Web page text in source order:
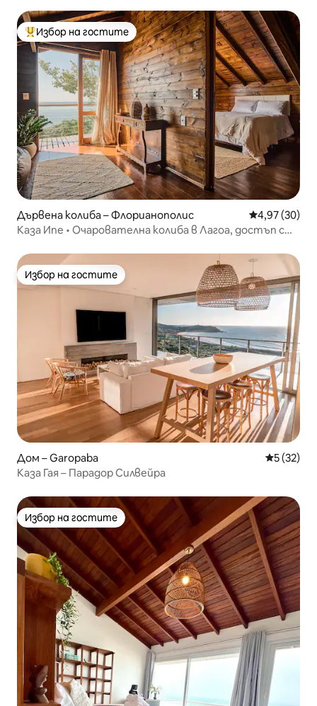
Най-популярен избор на гостите
Избор на гостите
Дървена колиба – Флорианополис Средна
4,97 (30)
Каза Ипе • Очарователна колиба в Лагоа, достъп с
Избор на гостите
Избор на гостите
Дом – Garopaba Средна
5 (32)
Каза Гая – Парадор Силвейра
Избор на гостите
Избор на гостите